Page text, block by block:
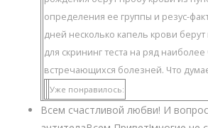
определения ее группы и резус-
дней несколько капель крови берут
для скрининг теста на ряд наиболее
встречающихся болезней. Что
Уже понравилось:
Всем счастливой любви! И